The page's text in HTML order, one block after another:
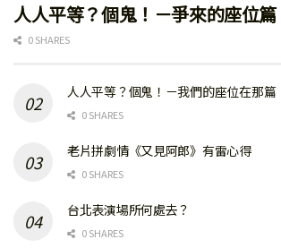
人人平等？個鬼！－爭來的座位篇
0 SHARES
人人平等？個鬼！－我們的座位在那篇
0 SHARES
老片拼劇情《又見阿郎》有雷心得
0 SHARES
台北表演場所何處去？
0 SHARES